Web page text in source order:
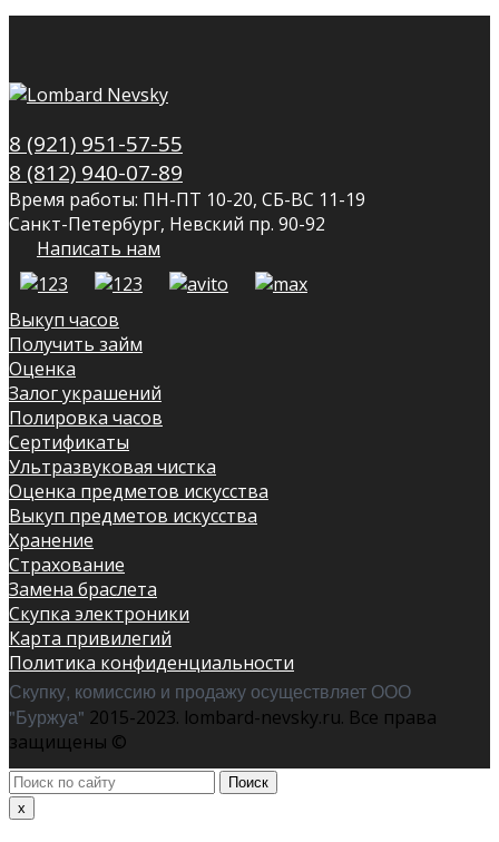
8 (921) 951-57-55
8 (812) 940-07-89
Время работы: ПН-ПТ 10-20, СБ-ВС 11-19
Санкт-Петербург, Невский пр. 90-92
Написать нам
Выкуп часов
Получить займ
Оценка
Залог украшений
Полировка часов
Сертификаты
Ультразвуковая чистка
Оценка предметов искусства
Выкуп предметов искусства
Хранение
Страхование
Замена браслета
Скупка электроники
Карта привилегий
Политика конфиденциальности
Скупку, комиссию и продажу осуществляет ООО
"Буржуа" 2015-2023. lombard-nevsky.ru. Все права
защищены ©
Поиск
по
x